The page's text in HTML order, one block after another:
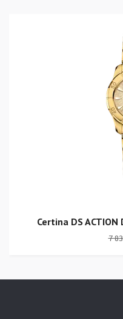
Certina DS
7